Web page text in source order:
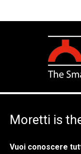
Moretti is
Vuoi conoscere